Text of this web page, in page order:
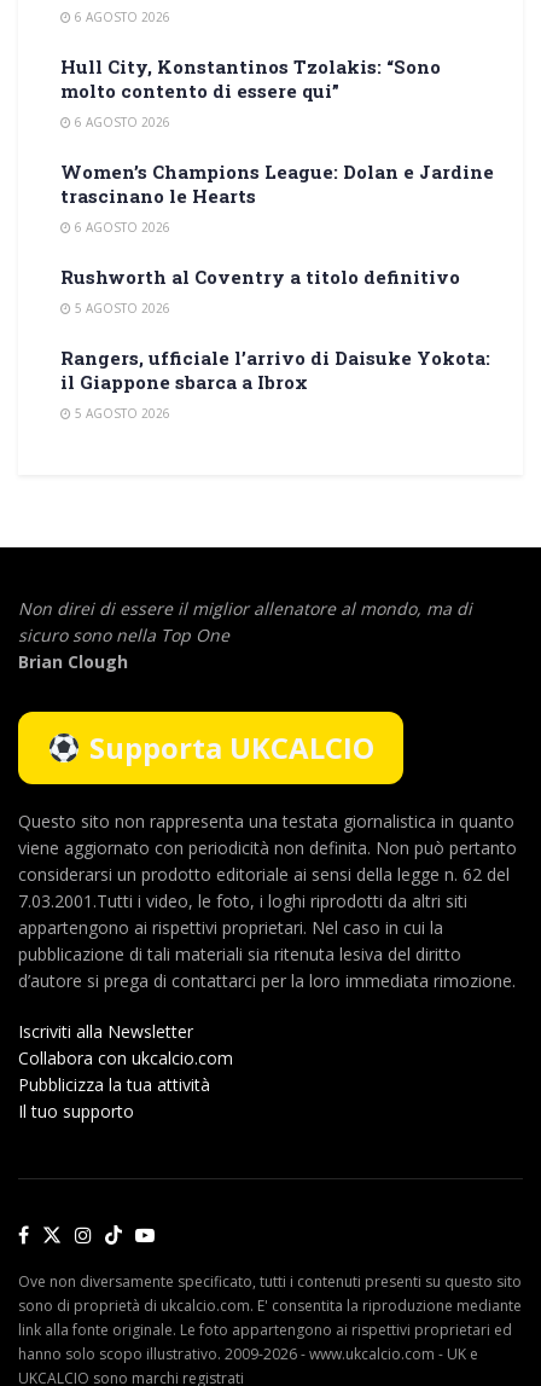
6 AGOSTO 2026
Hull City, Konstantinos Tzolakis: “Sono
molto contento di essere qui”
6 AGOSTO 2026
Women’s Champions League: Dolan e Jardine
trascinano le Hearts
6 AGOSTO 2026
Rushworth al Coventry a titolo definitivo
5 AGOSTO 2026
Rangers, ufficiale l’arrivo di Daisuke Yokota:
il Giappone sbarca a Ibrox
5 AGOSTO 2026
Non direi di essere il miglior allenatore al mondo, ma di
sicuro sono nella Top One
Brian Clough
Supporta UKCALCIO
Questo sito non rappresenta una testata giornalistica in quanto
viene aggiornato con periodicità non definita. Non può pertanto
considerarsi un prodotto editoriale ai sensi della legge n. 62 del
7.03.2001.Tutti i video, le foto, i loghi riprodotti da altri siti
appartengono ai rispettivi proprietari. Nel caso in cui la
pubblicazione di tali materiali sia ritenuta lesiva del diritto
d’autore si prega di contattarci per la loro immediata rimozione.
Iscriviti alla Newsletter
Collabora con ukcalcio.com
Pubblicizza la tua attività
Il tuo supporto
Ove non diversamente specificato, tutti i contenuti presenti su questo sito
sono di proprietà di ukcalcio.com. E' consentita la riproduzione mediante
link alla fonte originale. Le foto appartengono ai rispettivi proprietari ed
hanno solo scopo illustrativo. 2009-2026 - www.ukcalcio.com - UK e
UKCALCIO sono marchi registrati